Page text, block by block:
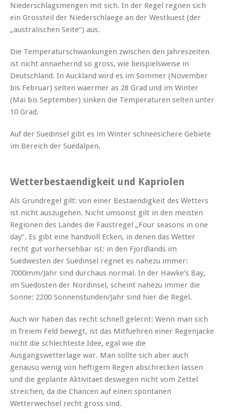
Niederschlagsmengen mit sich. In der Regel regnen sich
ein Grossteil der Niederschlaege an der Westkuest (der
„australischen Seite“) aus.
Die Temperaturschwankungen zwischen den Jahreszeiten
ist nicht annaehernd so gross, wie beispielsweise in
Deutschland. In Auckland wird es im Sommer (November
bis Februar) selten waermer as 28 Grad und im Winter
(Mai bis September) sinken die Temperaturen selten unter
10 Grad.
Auf der Suedinsel gibt es im Winter schneesichere Gebiete
im Bereich der Suedalpen.
Wetterbestaendigkeit und Kapriolen
Als Grundregel gilt: von einer Bestaendigkeit des Wetters
ist nicht auszugehen. Nicht umsonst gilt in den meisten
Regionen des Landes die Faustregel „Four seasons in one
day“. Es gibt eine handvoll Ecken, in denen das Wetter
recht gut vorhersehbar ist: in den Fjordlands im
Suedwesten der Suedinsel regnet es nahezu immer:
7000mm/Jahr sind durchaus normal. In der Hawke’s Bay,
im Suedosten der Nordinsel, scheint nahezu immer die
Sonne: 2200 Sonnenstunden/Jahr sind hier die Regel.
Auch wir haben das recht schnell gelernt: Wenn man sich
in freiem Feld bewegt, ist das Mitfuehren einer Regenjacke
nicht die schlechteste Idee, egal wie die
Ausgangswetterlage war. Man sollte sich aber auch
genauso wenig von heftigem Regen abschrecken lassen
und die geplante Aktivitaet deswegen nicht vom Zettel
streichen, da die Chancen auf einen spontanen
Wetterwechsel recht gross sind.